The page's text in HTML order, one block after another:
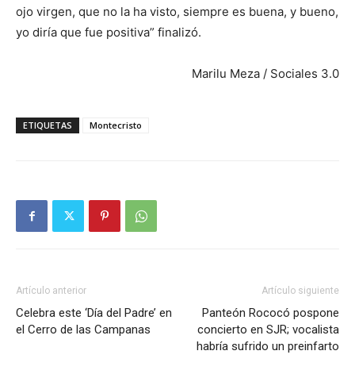
ojo virgen, que no la ha visto, siempre es buena, y bueno,
yo diría que fue positiva” finalizó.
Marilu Meza / Sociales 3.0
ETIQUETAS Montecristo
Artículo anterior
Celebra este ‘Día del Padre’ en
el Cerro de las Campanas
Artículo siguiente
Panteón Rococó pospone
concierto en SJR; vocalista
habría sufrido un preinfarto